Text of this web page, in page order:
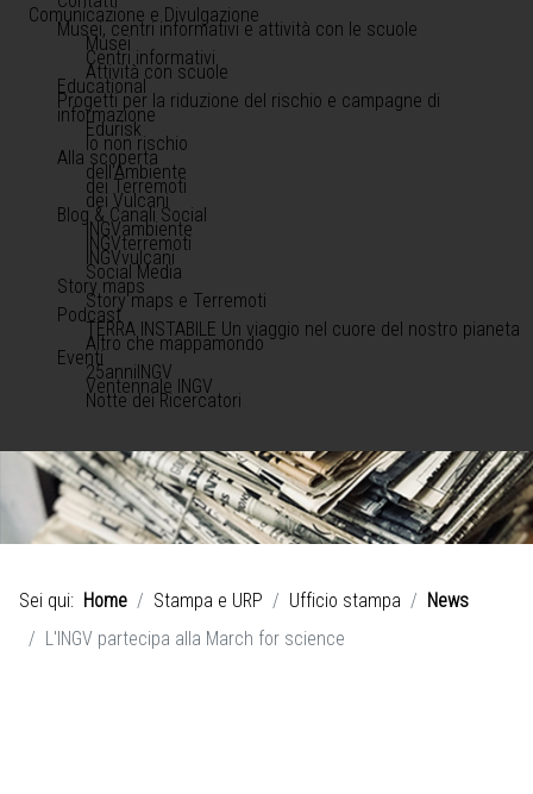
Comunicazione e Divulgazione
Musei, centri informativi e attività con le scuole
Musei
Centri informativi
Attività con scuole
Educational
Progetti per la riduzione del rischio e campagne di
informazione
Edurisk
Io non rischio
Alla scoperta
dell'Ambiente
dei Terremoti
dei Vulcani
Blog & Canali Social
INGVambiente
INGVterremoti
INGVvulcani
Social Media
Story maps
Story maps e Terremoti
Podcast
TERRA INSTABILE Un viaggio nel cuore del nostro pianeta
Altro che mappamondo
Eventi
25anniINGV
Ventennale INGV
Notte dei Ricercatori
Sei qui: Home Stampa e URP Ufficio stampa
News
L'INGV partecipa alla March for science